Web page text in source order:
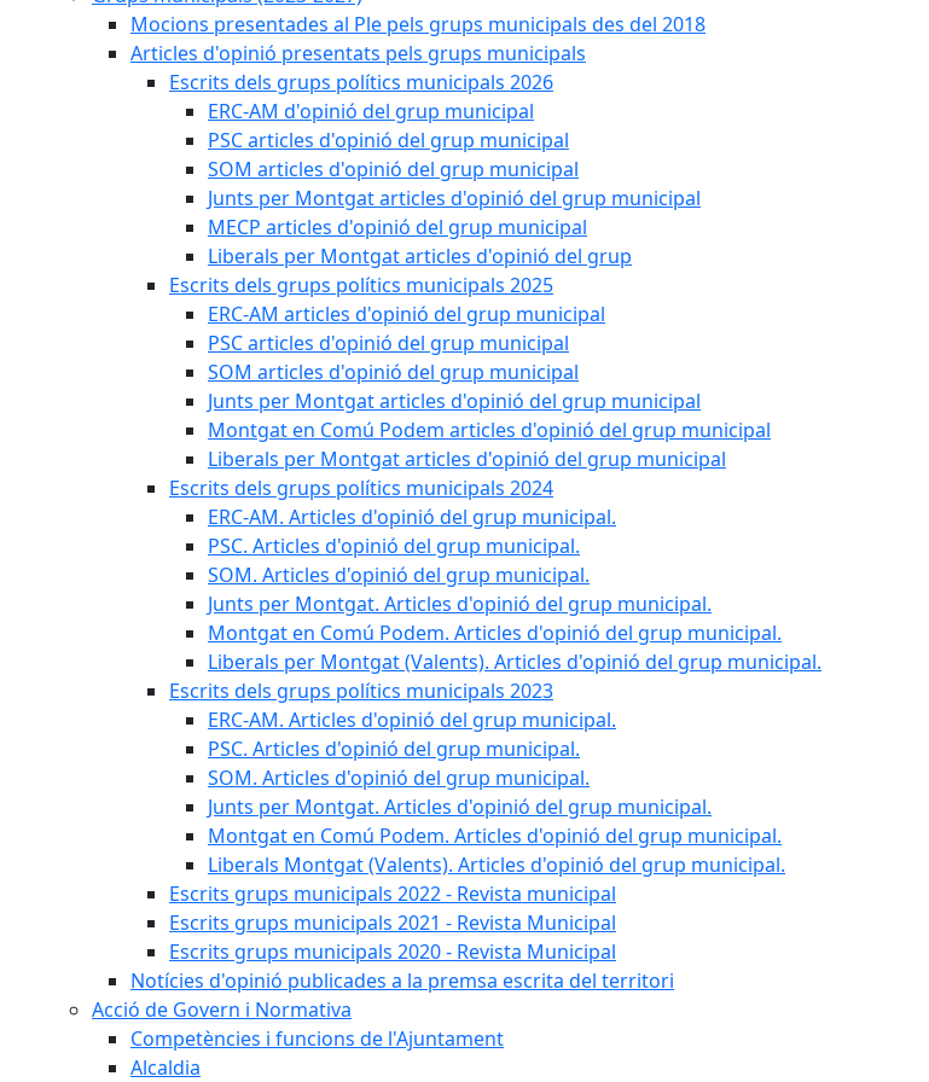
Mocions presentades al Ple pels grups municipals des del 2018
Articles d'opinió presentats pels grups municipals
Escrits dels grups polítics municipals 2026
ERC-AM d'opinió del grup municipal
PSC articles d'opinió del grup municipal
SOM articles d'opinió del grup municipal
Junts per Montgat articles d'opinió del grup municipal
MECP articles d'opinió del grup municipal
Liberals per Montgat articles d'opinió del grup
Escrits dels grups polítics municipals 2025
ERC-AM articles d'opinió del grup municipal
PSC articles d'opinió del grup municipal
SOM articles d'opinió del grup municipal
Junts per Montgat articles d'opinió del grup municipal
Montgat en Comú Podem articles d'opinió del grup municipal
Liberals per Montgat articles d'opinió del grup municipal
Escrits dels grups polítics municipals 2024
ERC-AM. Articles d'opinió del grup municipal.
PSC. Articles d'opinió del grup municipal.
SOM. Articles d'opinió del grup municipal.
Junts per Montgat. Articles d'opinió del grup municipal.
Montgat en Comú Podem. Articles d'opinió del grup municipal.
Liberals per Montgat (Valents). Articles d'opinió del grup municipal.
Escrits dels grups polítics municipals 2023
ERC-AM. Articles d'opinió del grup municipal.
PSC. Articles d'opinió del grup municipal.
SOM. Articles d'opinió del grup municipal.
Junts per Montgat. Articles d'opinió del grup municipal.
Montgat en Comú Podem. Articles d'opinió del grup municipal.
Liberals Montgat (Valents). Articles d'opinió del grup municipal.
Escrits grups municipals 2022 - Revista municipal
Escrits grups municipals 2021 - Revista Municipal
Escrits grups municipals 2020 - Revista Municipal
Notícies d'opinió publicades a la premsa escrita del territori
Acció de Govern i Normativa
Competències i funcions de l'Ajuntament
Alcaldia